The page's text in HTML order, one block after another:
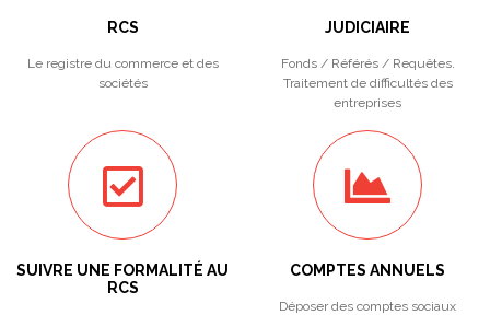
RCS
Le registre du commerce et des
sociétés
JUDICIAIRE
Fonds / Référés / Requêtes.
Traitement de difficultés des
entreprises
SUIVRE UNE FORMALITÉ AU
RCS
COMPTES ANNUELS
Déposer des comptes sociaux